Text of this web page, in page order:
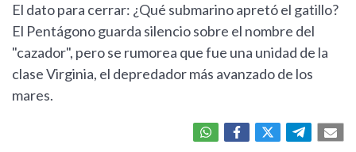
El dato para cerrar: ¿Qué submarino apretó el gatillo?
El Pentágono guarda silencio sobre el nombre del
"cazador", pero se rumorea que fue una unidad de la
clase Virginia, el depredador más avanzado de los
mares.